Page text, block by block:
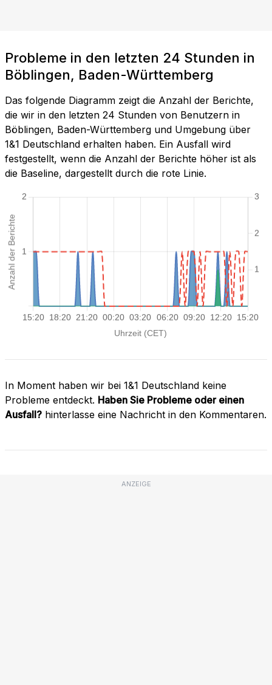
Probleme in den letzten 24 Stunden in
Böblingen, Baden-Württemberg
Das folgende Diagramm zeigt die Anzahl der Berichte,
die wir in den letzten 24 Stunden von Benutzern in
Böblingen, Baden-Württemberg und Umgebung über
1&1 Deutschland erhalten haben. Ein Ausfall wird
festgestellt, wenn die Anzahl der Berichte höher ist als
die Baseline, dargestellt durch die rote Linie.
In Moment haben wir bei 1&1 Deutschland keine
Probleme entdeckt. Haben Sie Probleme oder einen
Ausfall? hinterlasse eine Nachricht in den Kommentaren.
ANZEIGE